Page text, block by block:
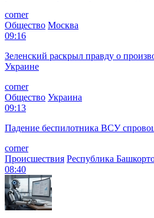
corner
Общество Москва
09:16
Зеленский раскрыл правду о
Украине
corner
Общество Украина
09:13
Падение беспилотника ВСУ
corner
Происшествия Республика
08:40